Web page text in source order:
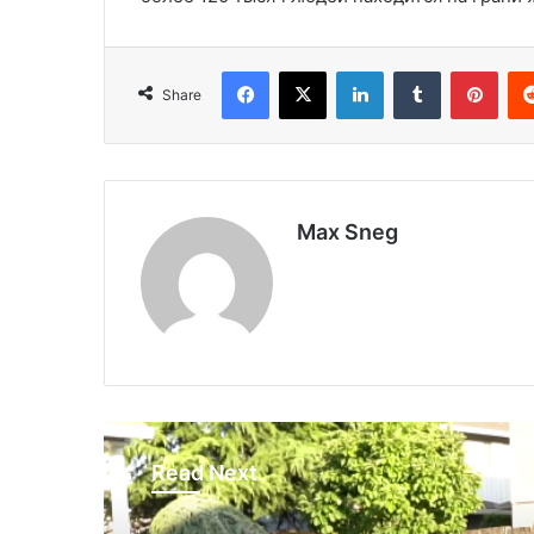
Share
Max Sneg
Read Next